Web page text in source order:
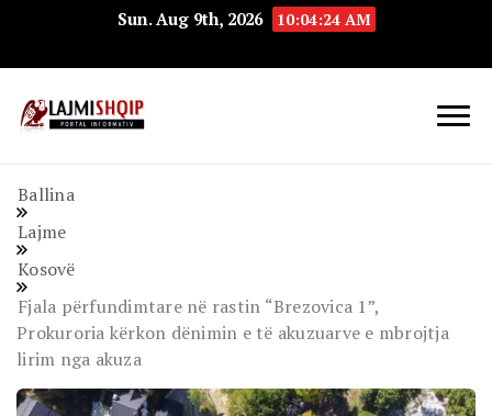
Sun. Aug 9th, 2026 10:04:25 AM
Ballina
Lajme
Kosovë
Fjala përfundimtare në rastin “Brezovica 1”,
Prokuroria kërkon dënimin e të akuzuarve e mbrojtja
lirim nga akuza